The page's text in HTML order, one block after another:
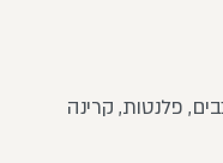
פלנטות, קרינה